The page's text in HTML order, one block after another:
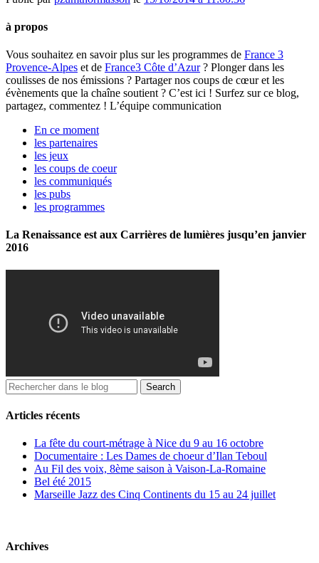
à propos
Vous souhaitez en savoir plus sur les programmes de France 3
Provence-Alpes et de France3 Côte d’Azur? Plonger dans les
coulisses de nos émissions ? Partager nos coups de cœur et les
évènements que la chaîne soutient ? C’est ici ! Surfez sur ce blog,
partagez, commentez ! L’équipe communication
En ce moment
les partenaires
les jeux
les coups de coeur
les communiqués
les pubs
les programmes
La Renaissance est aux Carrières de lumières jusqu’en janvier
2016
Articles récents
La fête du court-métrage à Nice du 9 au 16 octobre
Documentaire : Les Dames de choeur d’Ilan Teboul
Au Fil des voix, 8ème saison à Vaison-La-Romaine
Bel été 2015
Marseille Jazz des Cinq Continents du 15 au 24 juillet
Archives